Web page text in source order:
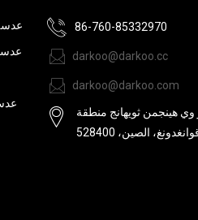
86-760-85332970
darkoo@darkoo.cc
darkoo@darkoo.com
وي 12 شي إير وي هينجمن ثويهانج منطقة
الصين، 528400